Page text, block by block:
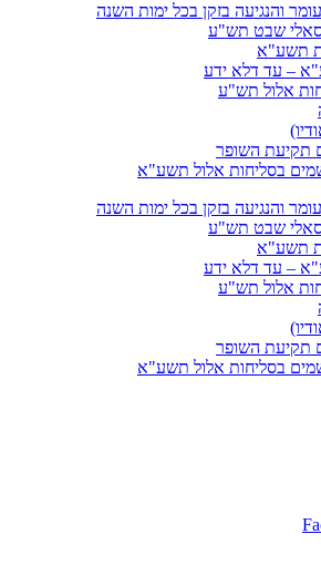
והנגיעה בזקן בכל ימות השנה
סאלי שבט תש"ע
תשע"א
– עד דלא ידע
אלול תש"ע
תקיעת השופר
בסליחות אלול תשע"א
והנגיעה בזקן בכל ימות השנה
סאלי שבט תש"ע
תשע"א
– עד דלא ידע
אלול תש"ע
תקיעת השופר
בסליחות אלול תשע"א